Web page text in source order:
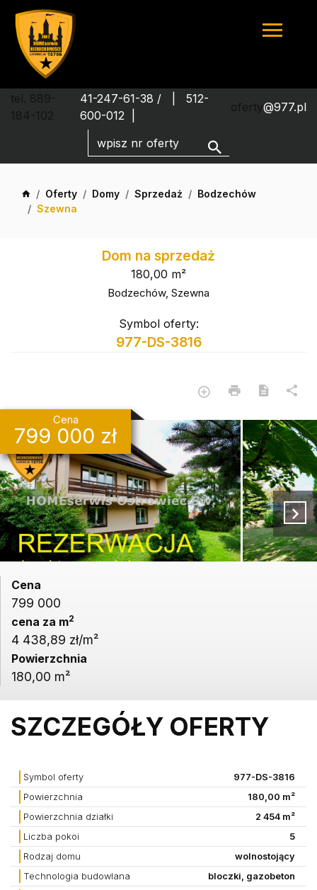
tel. 889-
184-102
41-247-61-38 /
512-
600-012
oferty@977.pl
Oferty Domy Sprzedaż
Bodzechów
Szewna
Dom na sprzedaż
180,00 m²
Bodzechów, Szewna
Symbol oferty:
977-DS-3816
Cena
799 000 zł
Cena
799 000
cena za m2
4 438,89 zł/m²
Powierzchnia
180,00 m²
SZCZEGÓŁY OFERTY
Symbol oferty
977-DS-3816
Powierzchnia
180,00 m²
Powierzchnia działki
2 454 m²
Liczba pokoi
5
Rodzaj domu
wolnostojący
Technologia budowlana
bloczki, gazobeton